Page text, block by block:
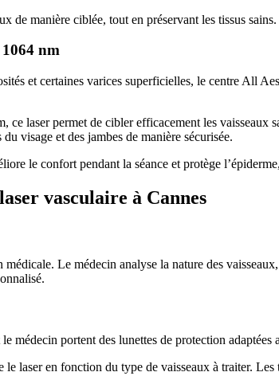
de manière ciblée, tout en préservant les tissus sains.
nm
et certaines varices superficielles, le centre All
ce laser permet de cibler efficacement les
visage et des jambes de manière sécurisée.
le confort pendant la séance et protège
vasculaire à Cannes
Le médecin analyse la nature des
médecin portent des lunettes de protection adaptées
laser en fonction du type de vaisseaux à traiter.